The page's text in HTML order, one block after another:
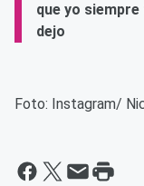
que yo
dejo
Foto: Instagram/